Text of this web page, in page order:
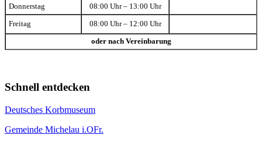
Donnerstag 08:00 Uhr – 13:00 Uhr
Freitag 08:00 Uhr – 12:00 Uhr
oder nach Vereinbarung
Schnell entdecken
Deutsches Korbmuseum
Gemeinde Michelau i.OFr.